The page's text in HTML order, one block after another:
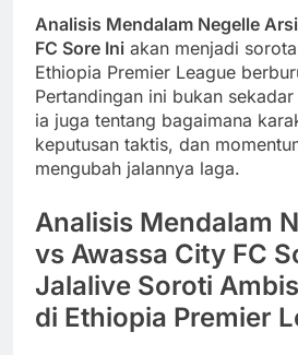
Analisis Mendalam Negelle
FC Sore Ini akan menjadi
Ethiopia Premier League
Pertandingan ini bukan
ia juga tentang bagaimana
keputusan taktis, dan
mengubah jalannya laga.
Analisis Mendalam
vs Awassa City FC
Jalalive Soroti
di Ethiopia Premier